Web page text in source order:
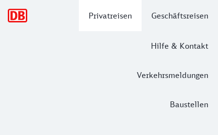
Privatreisen Geschäftsreisen
Hilfe & Kontakt
Verkehrsmeldungen
Baustellen